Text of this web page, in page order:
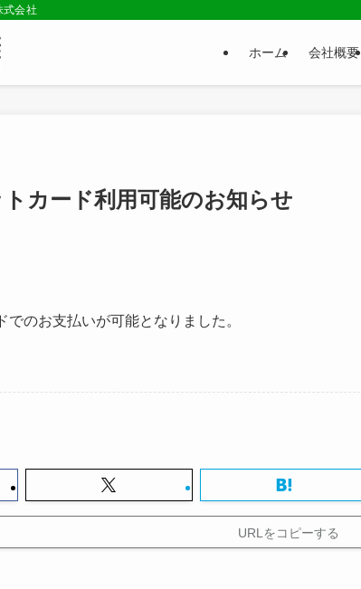
式会社
ホーム 会社概要
カード利用可能のお知らせ
でのお支払いが可能となりました。
URLをコピーする